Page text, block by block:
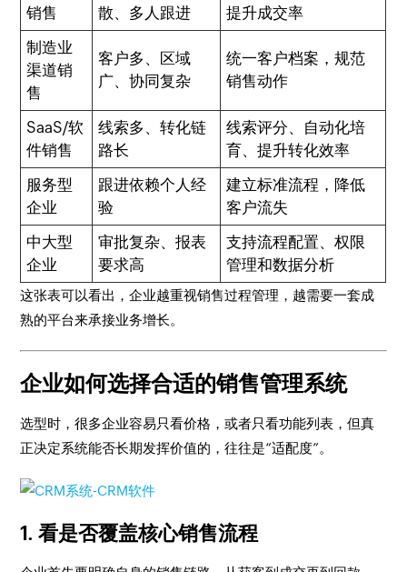
销售
散、多人跟进
提升成交率
制造业
渠道销
售
客户多、区域
广、协同复杂
统一客户档案，规范
销售动作
SaaS/软
件销售
线索多、转化链
路长
线索评分、自动化培
育、提升转化效率
服务型
企业
跟进依赖个人经
验
建立标准流程，降低
客户流失
中大型
企业
审批复杂、报表
要求高
支持流程配置、权限
管理和数据分析
这张表可以看出，企业越重视销售过程管理，越需要一套成
熟的平台来承接业务增长。
企业如何选择合适的销售管理系统
选型时，很多企业容易只看价格，或者只看功能列表，但真
正决定系统能否长期发挥价值的，往往是“适配度”。
1. 看是否覆盖核心销售流程